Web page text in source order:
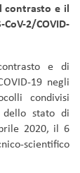
contrasto e il
2/COVID-
e di
19 negli
condivisi
dello stato di
2020, il 6
scientifico